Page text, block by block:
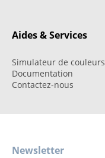
Aides & Services
Simulateur de couleurs
Documentation
Contactez-nous
Newsletter